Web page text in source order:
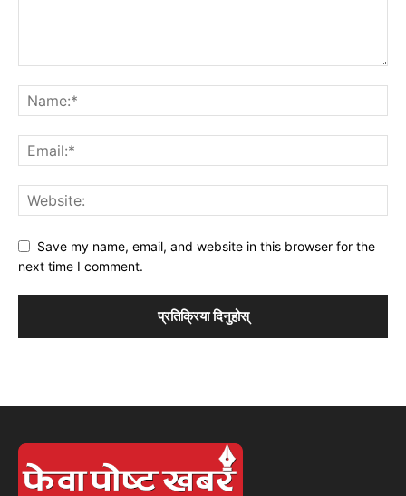
Save my name, email, and website in this browser for the
next time I comment.